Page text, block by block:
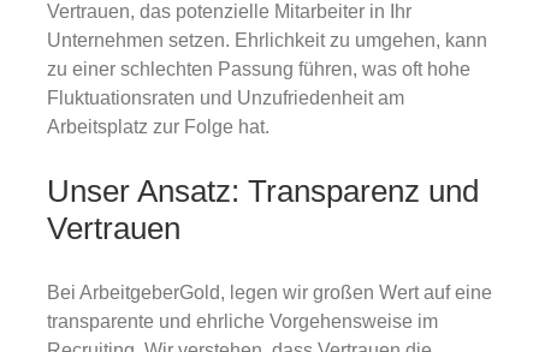
Vertrauen, das potenzielle Mitarbeiter in Ihr
Unternehmen setzen. Ehrlichkeit zu umgehen, kann
zu einer schlechten Passung führen, was oft hohe
Fluktuationsraten und Unzufriedenheit am
Arbeitsplatz zur Folge hat.
Unser Ansatz: Transparenz und
Vertrauen
Bei ArbeitgeberGold, legen wir großen Wert auf eine
transparente und ehrliche Vorgehensweise im